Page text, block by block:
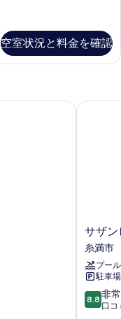
空室状況と料金を確認
サ
ザ
ン
ビ
ー
チ
ホ
サザン
糸満市
プール
駐車
10
段
8.8 非
口コ
サザン